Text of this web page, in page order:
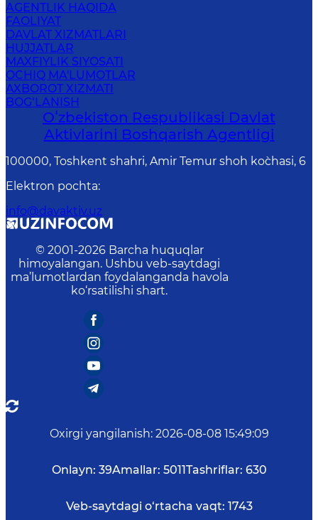
AGENTLIK HAQIDA
FAOLIYAT
DAVLAT XIZMATLARI
HUJJATLAR
MAXFIYLIK SIYOSATI
OCHIQ MA'LUMOTLAR
AXBOROT XIZMATI
BOG‘LANISH
Oʻzbekiston Respublikasi Davlat
Aktivlarini Boshqarish Agentligi
100000, Toshkent shahri, Amir Temur shoh ko`chasi, 6
Elektron pochta:
info@davaktiv.uz
© 2001-2026 Barcha huquqlar
himoyalangan. Ushbu veb-saytdagi
ma’lumotlardan foydalanganda havola
ko‘rsatilishi shart.
Oxirgi yangilanish: 2026-08-08 15:49:09
Onlayn: 39Amallar: 5011Tashriflar: 630
Veb-saytdagi o‘rtacha vaqt: 1743